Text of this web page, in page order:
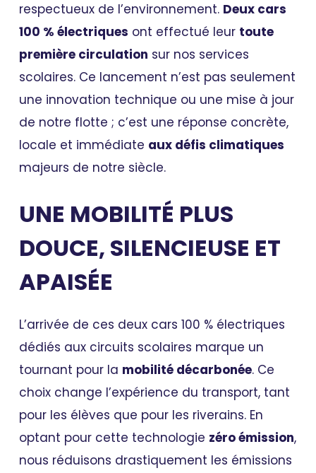
respectueux de l’environnement. Deux cars
100 % électriques ont effectué leur toute
première circulation sur nos services
scolaires. Ce lancement n’est pas seulement
une innovation technique ou une mise à jour
de notre flotte ; c’est une réponse concrète,
locale et immédiate aux défis climatiques
majeurs de notre siècle.
UNE MOBILITÉ PLUS
DOUCE, SILENCIEUSE ET
APAISÉE
L’arrivée de ces deux cars 100 % électriques
dédiés aux circuits scolaires marque un
tournant pour la mobilité décarbonée. Ce
choix change l’expérience du transport, tant
pour les élèves que pour les riverains. En
optant pour cette technologie zéro émission,
nous réduisons drastiquement les émissions